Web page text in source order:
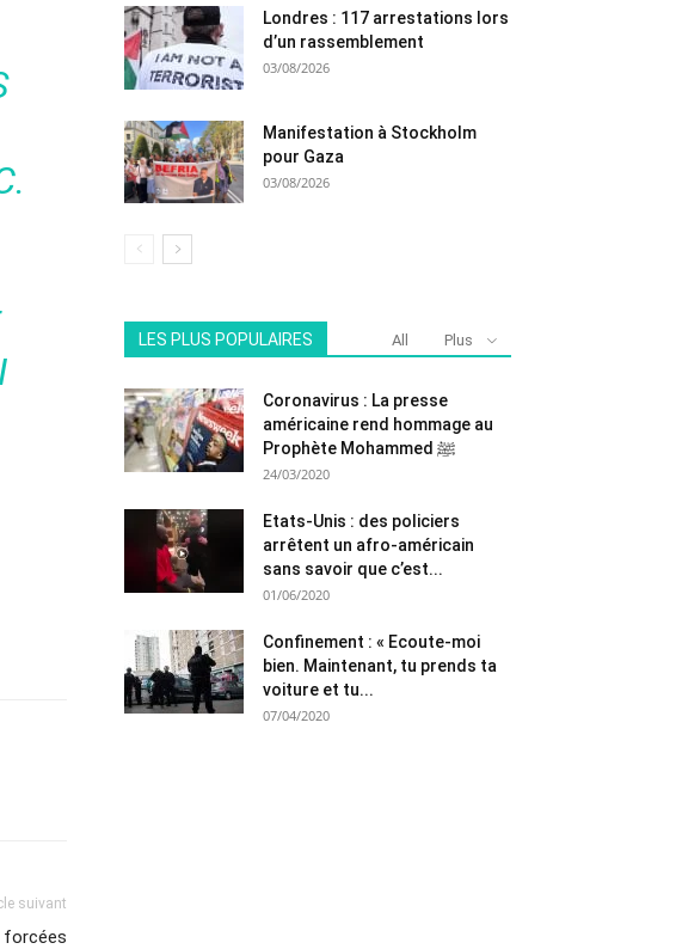
suivant
forcées
Londres : 117 arrestations lors
d’un rassemblement
03/08/2026
Manifestation à Stockholm
pour Gaza
03/08/2026
LES PLUS POPULAIRES All Plus
Coronavirus : La presse
américaine rend hommage au
Prophète Mohammed ﷺ
24/03/2020
Etats-Unis : des policiers
arrêtent un afro-américain
sans savoir que c’est...
01/06/2020
Confinement : « Ecoute-moi
bien. Maintenant, tu prends ta
voiture et tu...
07/04/2020